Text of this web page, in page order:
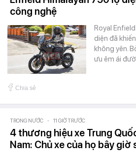
công nghệ
Royal
diện đã
không yên.
ưu êm ái
Chia sẻ
TRONG NƯỚC - 11 GIỜ TRƯỚC
4 thương hiệu xe Trung
Nam: Chủ xe của họ bây giờ